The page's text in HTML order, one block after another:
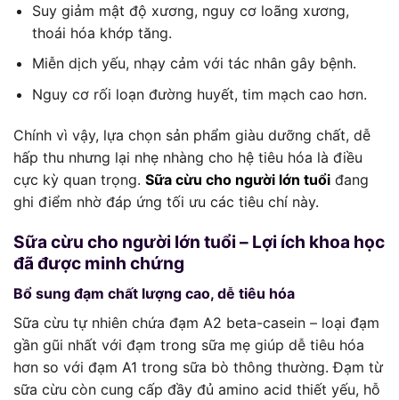
Suy giảm mật độ xương, nguy cơ loãng xương,
thoái hóa khớp tăng.
Miễn dịch yếu, nhạy cảm với tác nhân gây bệnh.
Nguy cơ rối loạn đường huyết, tim mạch cao hơn.
Chính vì vậy, lựa chọn sản phẩm giàu dưỡng chất, dễ
hấp thu nhưng lại nhẹ nhàng cho hệ tiêu hóa là điều
cực kỳ quan trọng. Sữa cừu cho người lớn tuổi đang
ghi điểm nhờ đáp ứng tối ưu các tiêu chí này.
Sữa cừu cho người lớn tuổi – Lợi ích khoa học
đã được minh chứng
Bổ sung đạm chất lượng cao, dễ tiêu hóa
Sữa cừu tự nhiên chứa đạm A2 beta-casein – loại đạm
gần gũi nhất với đạm trong sữa mẹ giúp dễ tiêu hóa
hơn so với đạm A1 trong sữa bò thông thường. Đạm từ
sữa cừu còn cung cấp đầy đủ amino acid thiết yếu, hỗ